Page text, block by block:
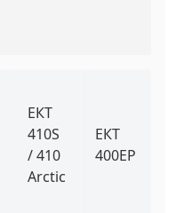
фурнитура
ЕКТ
410S
/ 410
Arctic
ЕКТ
400EP